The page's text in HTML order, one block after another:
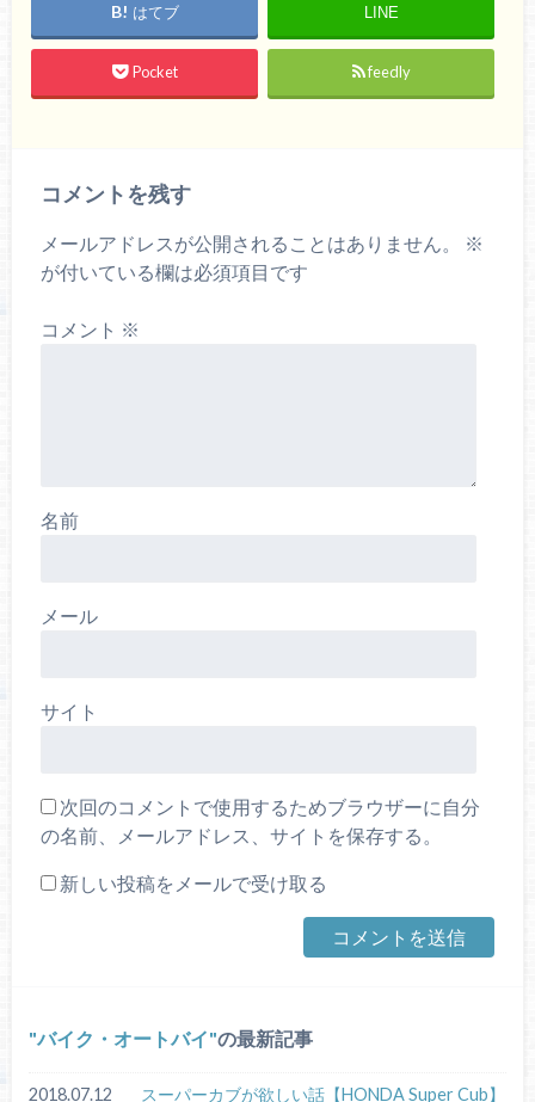
はてブ LINE
Pocket feedly
コメントを残す
メールアドレスが公開されることはありません。
※
が付いている欄は必須項目です
コメント ※
名前
メール
サイト
次回のコメントで使用するためブラウザーに自分
の名前、メールアドレス、サイトを保存する。
新しい投稿をメールで受け取る
バイク・オートバイ の最新記事
2018.07.12 スーパーカブが欲しい話【HONDA Super Cub】